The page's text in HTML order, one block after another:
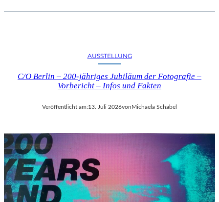
AUSSTELLUNG
C/O Berlin – 200-jähriges Jubiläum der Fotografie –
Vorbericht – Infos und Fakten
Veröffentlicht am:13. Juli 2026vonMichaela Schabel